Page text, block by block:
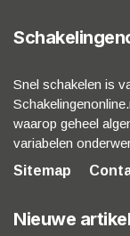
Snel schakelen is
waarop geheel
variabelen
Sitemap
Nieuwe